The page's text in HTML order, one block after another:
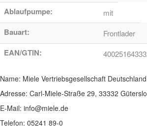
Ablaufpumpe: mit
Bauart: Frontlader
EAN/GTIN:
Name: Miele Vertriebsgesellschaft
Adresse: Carl-Miele-Straße 29, 33332
E-Mail: info@miele.de
Telefon: 05241 89-0